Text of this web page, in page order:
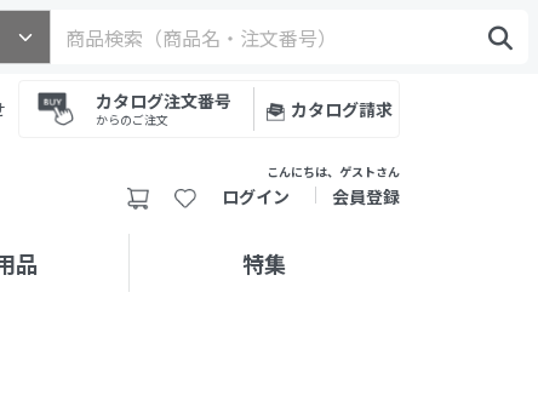
カタログ注文番号
からのご注文 カタログ請求
こんにちは、ゲストさん
ログイン 会員登録
品 特集